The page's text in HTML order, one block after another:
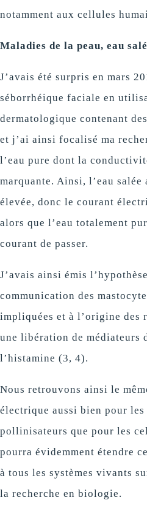
notamment aux cellules
Maladies de la peau, eau
J’avais été surpris en mars
séborrhéique faciale en
dermatologique contenant
et j’ai ainsi focalisé ma
l’eau pure dont la
marquante. Ainsi, l’eau
élevée, donc le courant
alors que l’eau totalement
courant de passer.
J’avais ainsi émis
communication des
impliquées et à l’origine des
une libération de médiateurs
l’histamine (3, 4).
Nous retrouvons ainsi le
électrique aussi bien pour
pollinisateurs que pour les
pourra évidemment étendre
à tous les systèmes vivants
la recherche en biologie.